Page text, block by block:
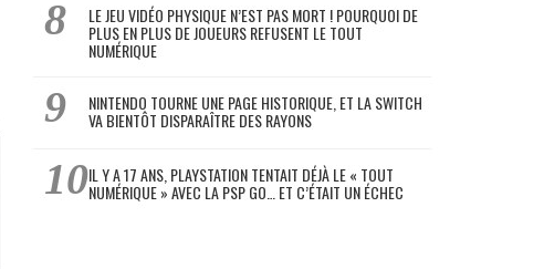
LE JEU VIDÉO PHYSIQUE N’EST PAS MORT ! POURQUOI DE
PLUS EN PLUS DE JOUEURS REFUSENT LE TOUT
NUMÉRIQUE
NINTENDO TOURNE UNE PAGE HISTORIQUE, ET LA SWITCH
VA BIENTÔT DISPARAÎTRE DES RAYONS
IL Y A 17 ANS, PLAYSTATION TENTAIT DÉJÀ LE « TOUT
NUMÉRIQUE » AVEC LA PSP GO… ET C’ÉTAIT UN ÉCHEC